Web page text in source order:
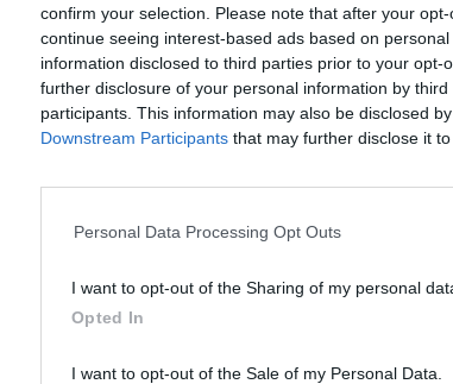
confirm your selection. Please note that after your
continue seeing interest-based ads based on
information disclosed to third parties prior to your opt-
further disclosure of your personal information by third
participants. This information may also be disclosed
Downstream Participants that may further disclose it
Personal Data Processing Opt Outs
I want to opt-out of the Sharing of my personal
Opted In
I want to opt-out of the Sale of my Personal Data.